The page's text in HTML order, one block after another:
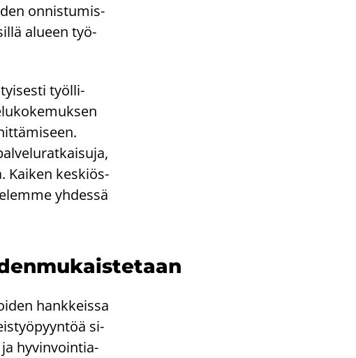
on­nis­tu­mis­
alu­een työ­
työl­li­
Kai­ken kes­kiös­
yh­des­sä
hank­keis­sa
si­
hy­vin­voin­tia­